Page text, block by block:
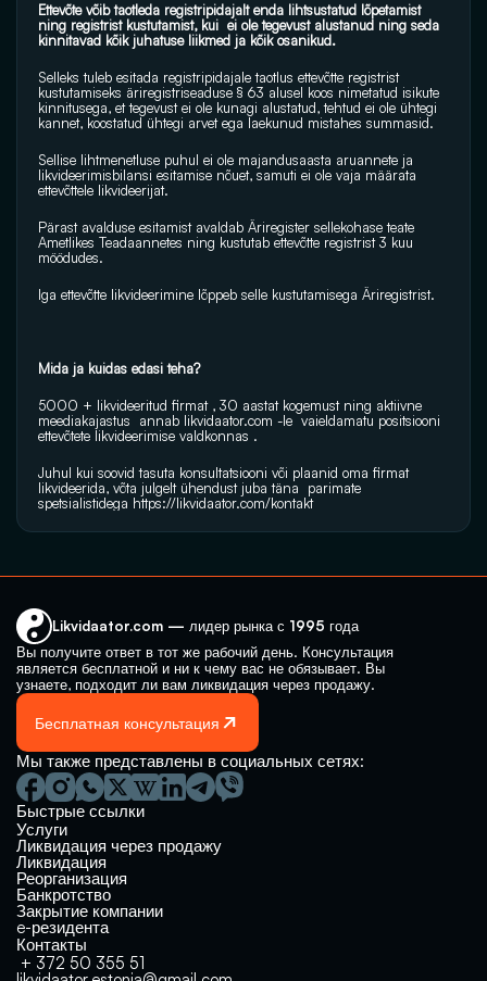
Ettevõte võib taotleda registripidajalt enda lihtsustatud lõpetamist
ning registrist kustutamist, kui  ei ole tegevust alustanud ning seda
kinnitavad kõik juhatuse liikmed ja kõik osanikud.
Selleks tuleb esitada registripidajale taotlus ettevõtte registrist
kustutamiseks äriregistriseaduse § 63 alusel koos nimetatud isikute
kinnitusega, et tegevust ei ole kunagi alustatud, tehtud ei ole ühtegi
kannet, koostatud ühtegi arvet ega laekunud mistahes summasid.
Sellise lihtmenetluse puhul ei ole majandusaasta aruannete ja
likvideerimisbilansi esitamise nõuet, samuti ei ole vaja määrata
ettevõttele likvideerijat.
Pärast avalduse esitamist avaldab Äriregister sellekohase teate
Ametlikes Teadaannetes ning kustutab ettevõtte registrist 3 kuu
möödudes.
Iga ettevõtte likvideerimine lõppeb selle kustutamisega Äriregistrist.
Mida ja kuidas edasi teha?
5000 + likvideeritud firmat , 30 aastat kogemust ning aktiivne
meediakajastus  annab likvidaator.com -le  vaieldamatu positsiooni
ettevõtete likvideerimise valdkonnas .
Juhul kui soovid tasuta konsultatsiooni või plaanid oma firmat
likvideerida, võta julgelt ühendust juba täna  parimate
spetsialistidega https://likvidaator.com/kontakt
Likvidaator.com — лидер рынка с 1995 года
Вы получите ответ в тот же рабочий день. Консультация
является бесплатной и ни к чему вас не обязывает. Вы
узнаете, подходит ли вам ликвидация через продажу.
Бесплатная консультация
Мы также представлены в социальных сетях:
Быстрые ссылки
Услуги
Ликвидация через продажу
Ликвидация
Реорганизация
Банкротство
Закрытие компании
e-резидента
Контакты
+ 372 50 355 51